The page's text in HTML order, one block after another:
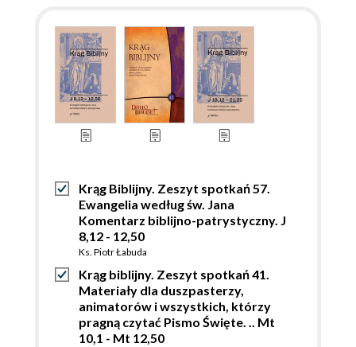
Krąg Biblijny. Zeszyt spotkań 57.
Ewangelia według św. Jana
Komentarz biblijno-patrystyczny. J
8,12 - 12,50
Ks. Piotr Łabuda
Krąg biblijny. Zeszyt spotkań 41.
Materiały dla duszpasterzy,
animatorów i wszystkich, którzy
pragną czytać Pismo Święte. .. Mt
10,1 - Mt 12,50